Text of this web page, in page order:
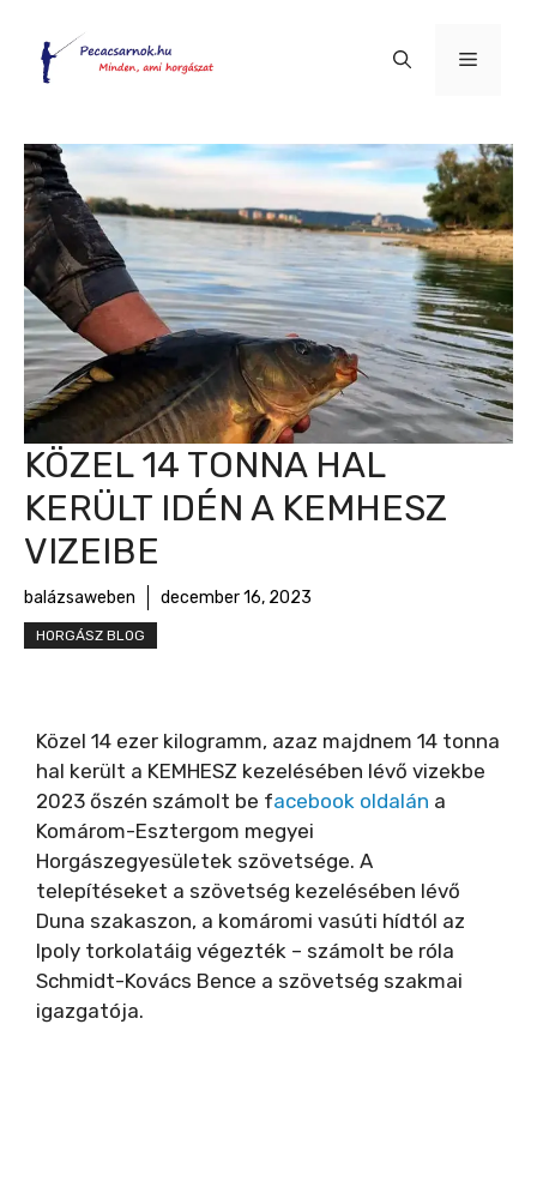
tartalomba
Menü
KÖZEL 14 TONNA HAL
KERÜLT IDÉN A KEMHESZ
VIZEIBE
balázsaweben december 16, 2023
HORGÁSZ BLOG
Közel 14 ezer kilogramm, azaz majdnem 14 tonna
hal került a KEMHESZ kezelésében lévő vizekbe
2023 őszén számolt be facebook oldalán a
Komárom-Esztergom megyei
Horgászegyesületek szövetsége. A
telepítéseket a szövetség kezelésében lévő
Duna szakaszon, a komáromi vasúti hídtól az
Ipoly torkolatáig végezték – számolt be róla
Schmidt-Kovács Bence a szövetség szakmai
igazgatója.